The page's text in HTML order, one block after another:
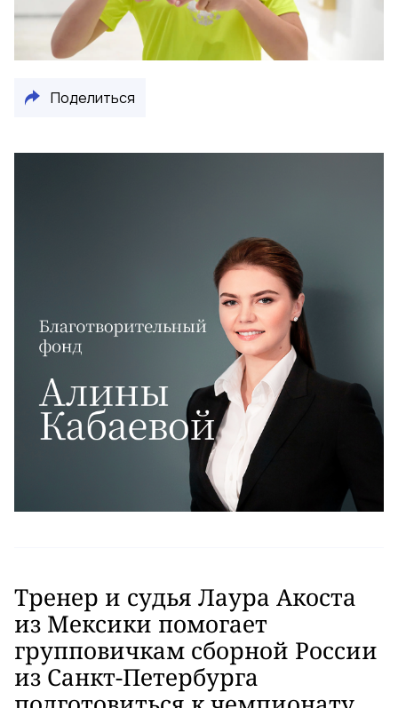
Поделиться
Тренер и судья Лаура Акоста
из Мексики помогает
групповичкам сборной России
из Санкт-Петербурга